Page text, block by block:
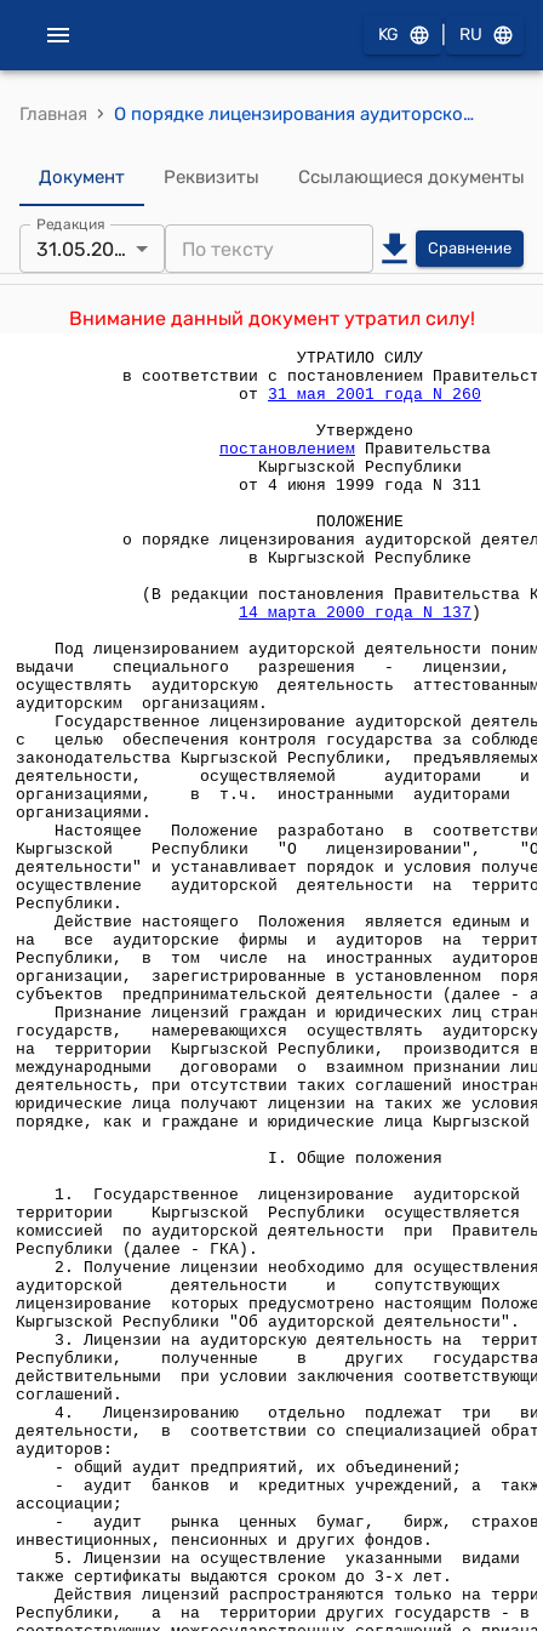
KG RU
Главная › О порядке лицензирования аудиторской деятельности в Кыргызской Республике ( Утверждено постановлением Правительства Кыргызской Республики от 4 июня 1999 года №311)
Документ Реквизиты Ссылающиеся документы
Редакция
31.05.2001 Сравнение
Внимание данный документ утратил силу!